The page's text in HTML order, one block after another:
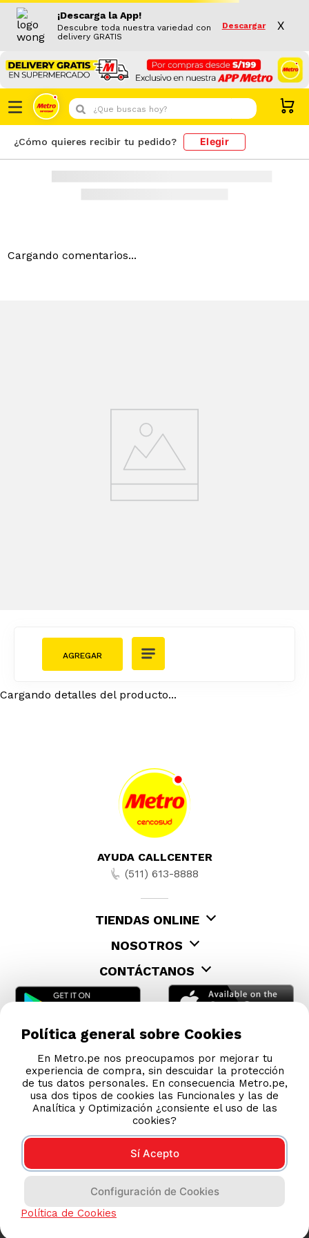
Descubre toda nuestra variedad con
delivery GRATIS
X
¿Que buscas hoy?
Elegir
Resultado de búsqueda PRODUCTOS
Política general sobre Cookies
En Metro.pe nos preocupamos por mejorar tu
experiencia de compra, sin descuidar la protección
de tus datos personales. En consecuencia Metro.pe,
usa dos tipos de cookies las Funcionales y las de
Analítica y Optimización ¿consiente el uso de las
cookies?
Sí Acepto
Configuración de Cookies
Política de Cookies